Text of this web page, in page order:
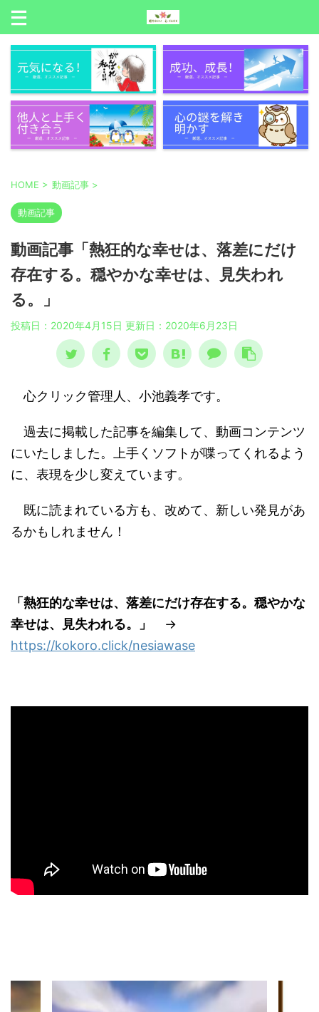
HOME > 動画記事 >
動画記事
動画記事「熱狂的な幸せは、落差にだけ
存在する。穏やかな幸せは、見失われ
る。」
投稿日：2020年4月15日 更新日： 2020年6月23日
心クリック管理人、小池義孝です。
過去に掲載した記事を編集して、動画コンテンツ
にいたしました。上手くソフトが喋ってくれるよう
に、表現を少し変えています。
既に読まれている方も、改めて、新しい発見があ
るかもしれません！
「熱狂的な幸せは、落差にだけ存在する。穏やかな
幸せは、見失われる。」
→
https://kokoro.click/nesiawase